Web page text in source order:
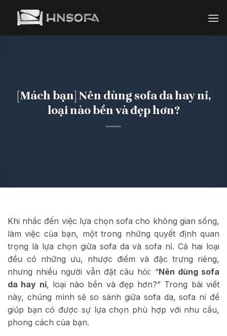
[Mách bạn] Nên dùng sofa da hay nỉ,
loại nào bền và đẹp hơn?
Khi nhắc đến việc lựa chọn sofa cho không gian sống,
làm việc của bạn, một trong những quyết định quan
trọng là lựa chọn giữa sofa da và sofa nỉ. Cả hai loại
đều có những ưu, nhược điểm và đặc trưng riêng,
nhưng nhiều người vẫn đặt câu hỏi: “Nên dùng sofa
da hay nỉ, loại nào bền và đẹp hơn?” Trong bài viết
này, chúng mình sẽ so sánh giữa sofa da, sofa nỉ để
giúp bạn có được sự lựa chọn phù hợp với nhu cầu,
phong cách của bạn.